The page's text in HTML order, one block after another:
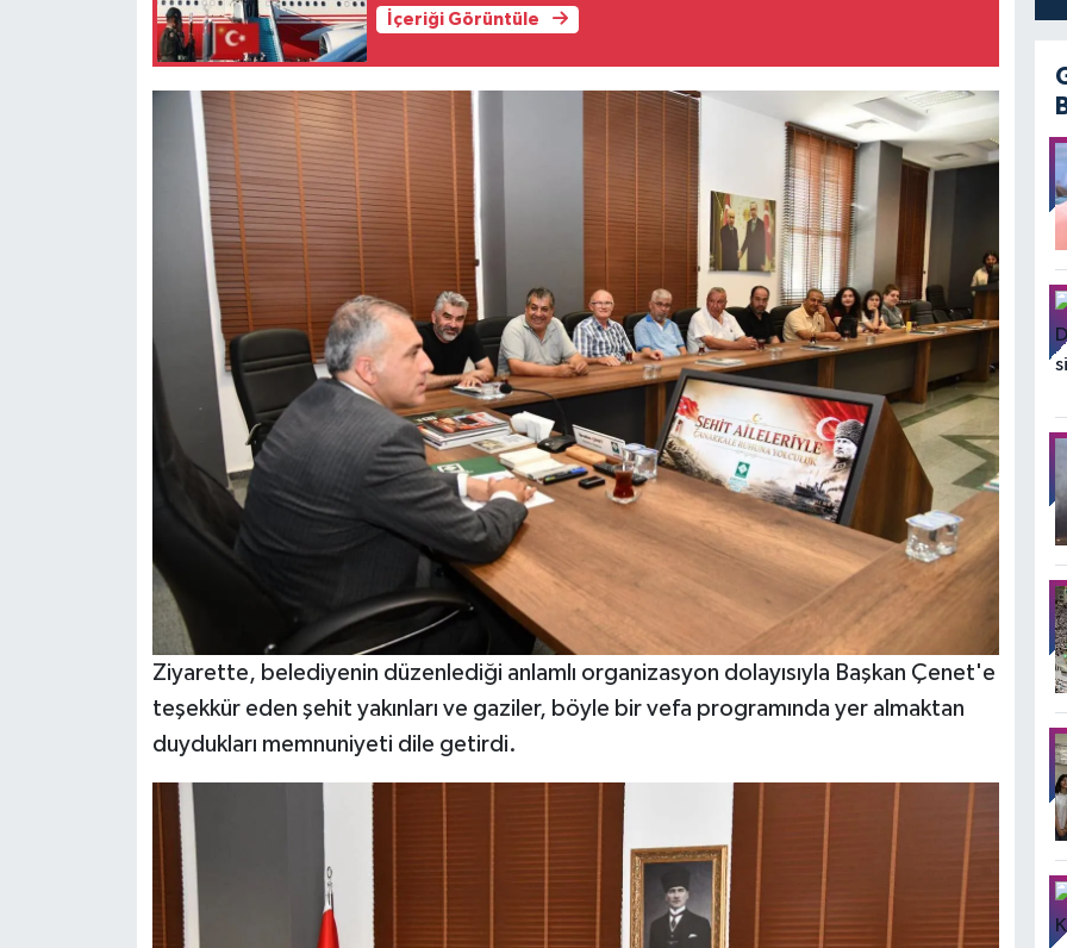
İçeriği Görüntüle
Ziyarette, belediyenin düzenlediği anlamlı organizasyon dolayısıyla Başkan Çenet'e
teşekkür eden şehit yakınları ve gaziler, böyle bir vefa programında yer almaktan
duydukları memnuniyeti dile getirdi.